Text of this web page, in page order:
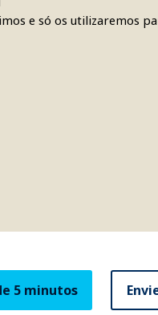
e só os utilizaremos
5 minutos